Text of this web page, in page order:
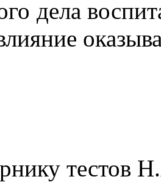
дела
тестов